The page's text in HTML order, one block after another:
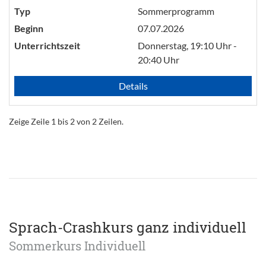
Typ
Sommerprogramm
Beginn
07.07.2026
Unterrichtszeit
Donnerstag, 19:10 Uhr -
20:40 Uhr
Details
Zeige Zeile 1 bis 2 von 2 Zeilen.
Sprach-Crashkurs ganz individuell
Sommerkurs Individuell